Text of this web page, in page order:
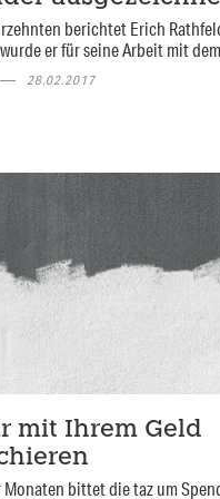
berichtet Erich
er für seine Arbeit mit
28.02.2017
mit Ihrem Geld
Monaten bittet die taz um